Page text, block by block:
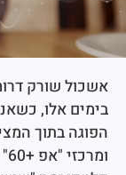
דרומי
כשאנחנו
המציאות
בשבילכם.